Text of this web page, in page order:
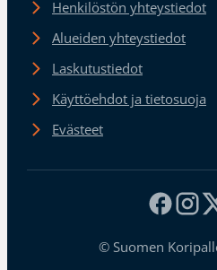
Henkilöstön yhteystiedot
Alueiden yhteystiedot
Laskutustiedot
Käyttöehdot ja tietosuoja
Evästeet
© Suomen